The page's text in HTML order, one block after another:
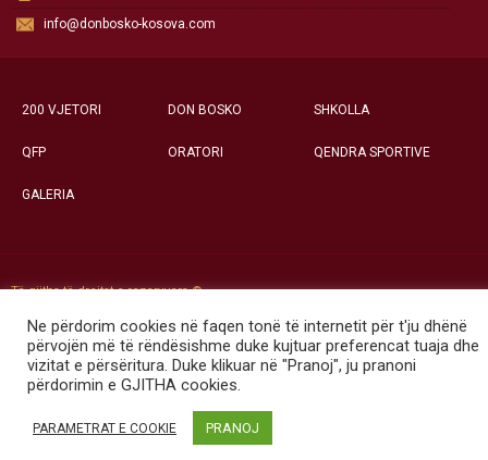
info@donbosko-kosova.com
200 VJETORI DON BOSKO SHKOLLA
QFP ORATORI QENDRA SPORTIVE
GALERIA
Të gjitha të drejtat e rezervuara ©
Ne përdorim cookies në faqen tonë të internetit për t'ju dhënë
përvojën më të rëndësishme duke kujtuar preferencat tuaja dhe
vizitat e përsëritura. Duke klikuar në "Pranoj", ju pranoni
përdorimin e GJITHA cookies.
PARAMETRAT E COOKIE PRANOJ